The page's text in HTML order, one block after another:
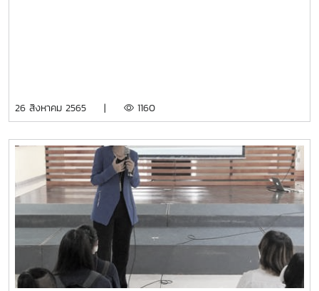
26 สิงหาคม 2565 | 1160